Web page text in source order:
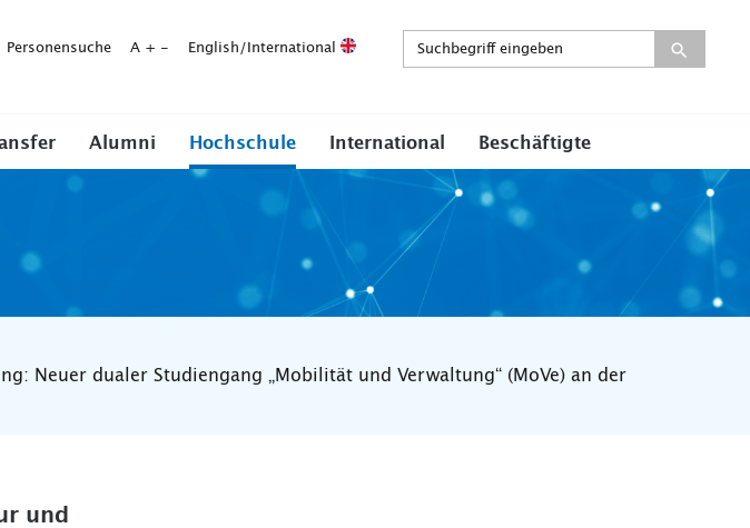
Personensuche A + - English/International
Alumni Hochschule International Beschäftigte
Neuer dualer Studiengang „Mobilität und Verwaltung“ (MoVe) an der
und